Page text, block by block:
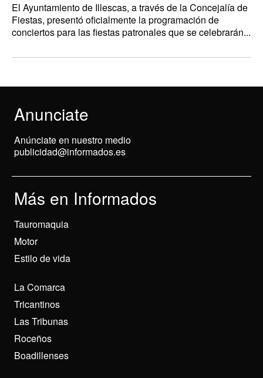
El Ayuntamiento de Illescas, a través de la Concejalía de
Fiestas, presentó oficialmente la programación de
conciertos para las fiestas patronales que se celebrarán...
Anunciate
Anúnciate en nuestro medio
publicidad@informados.es
Más en Informados
Tauromaquia
Motor
Estilo de vida
La Comarca
Tricantinos
Las Tribunas
Roceños
Boadillenses